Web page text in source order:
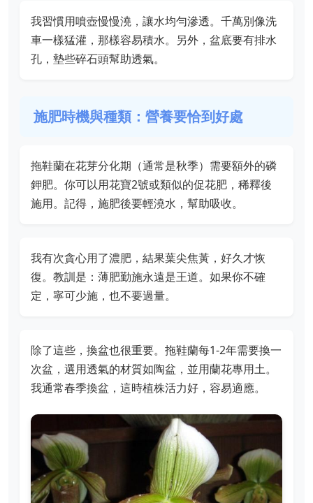
我習慣用噴壺慢慢澆，讓水均勻滲透。千萬別像洗
車一樣猛灌，那樣容易積水。另外，盆底要有排水
孔，墊些碎石頭幫助透氣。
施肥時機與種類：營養要恰到好處
拖鞋蘭在花芽分化期（通常是秋季）需要額外的磷
鉀肥。你可以用花寶2號或類似的促花肥，稀釋後
施用。記得，施肥後要輕澆水，幫助吸收。
我有次貪心用了濃肥，結果葉尖焦黃，好久才恢
復。教訓是：薄肥勤施永遠是王道。如果你不確
定，寧可少施，也不要過量。
除了這些，換盆也很重要。拖鞋蘭每1-2年需要換一
次盆，選用透氣的材質如陶盆，並用蘭花專用土。
我通常春季換盆，這時植株活力好，容易適應。